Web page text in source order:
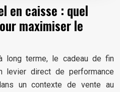
en caisse : quel
maximiser le
long terme, le cadeau de fin
levier direct de performance
un contexte de vente au